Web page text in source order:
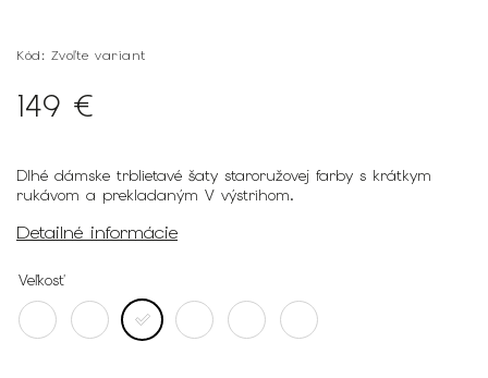
Kód: Zvoľte variant
149 €
Dlhé dámske trblietavé šaty staroružovej farby s krátkym
rukávom a prekladaným V výstrihom.
Detailné informácie
Veľkosť